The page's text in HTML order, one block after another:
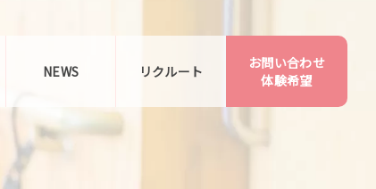
NEWS リクルート
お問い合わせ
体験希望